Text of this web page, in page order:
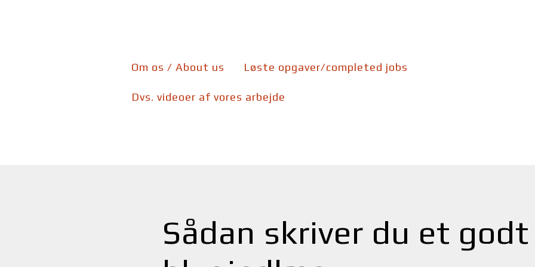
Om os / About us Løste opgaver/completed jobs
Dvs. videoer af vores arbejde
Sådan skriver du et godt